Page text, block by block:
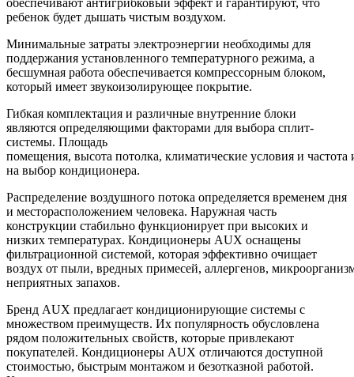
ребенок будет дышать чистым воздухом.
Минимальные затраты электроэнергии необходимы для
поддержания установленного температурного режима, а
бесшумная работа обеспечивается компрессорным блоком,
который имеет звукоизолирующее покрытие.
Гибкая комплектация и различные внутренние блоки
являются определяющими факторами для выбора сплит-
системы. Площадь
помещения, высота потолка, климатические условия и
на выбор кондиционера.
Распределение воздушного потока определяется временем дня
и месторасположением человека. Наружная часть
конструкции стабильно функционирует при высоких и
низких температурах. Кондиционеры AUX оснащены
фильтрационной системой, которая эффективно очищает
воздух от пыли, вредных примесей, аллергенов,
неприятных запахов.
Бренд AUX предлагает кондиционирующие системы с
множеством преимуществ. Их популярность обусловлена
рядом положительных свойств, которые привлекают
покупателей. Кондиционеры AUX отличаются доступной
стоимостью, быстрым монтажом и безотказной работой.